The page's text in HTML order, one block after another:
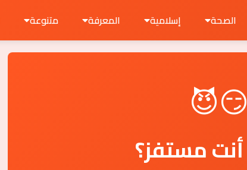
الصحة إسلامية المعرفة متنوعة
أنت مستفز؟